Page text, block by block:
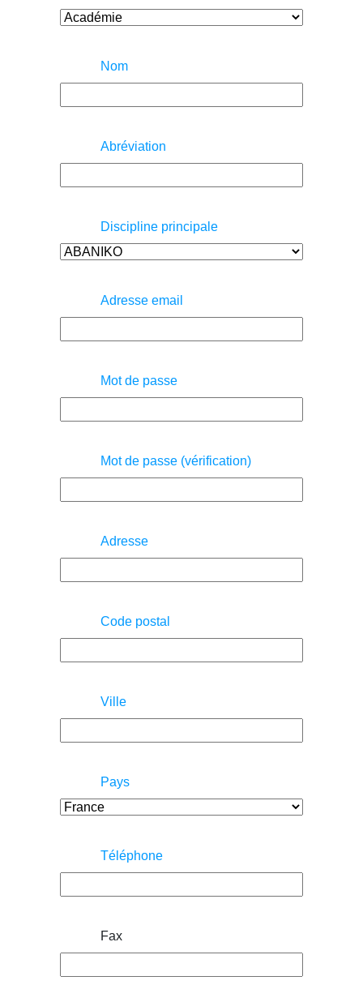
Nom
Abréviation
Discipline principale
Adresse email
Mot de passe
Mot de passe (vérification)
Adresse
Code postal
Ville
Pays
Téléphone
Fax